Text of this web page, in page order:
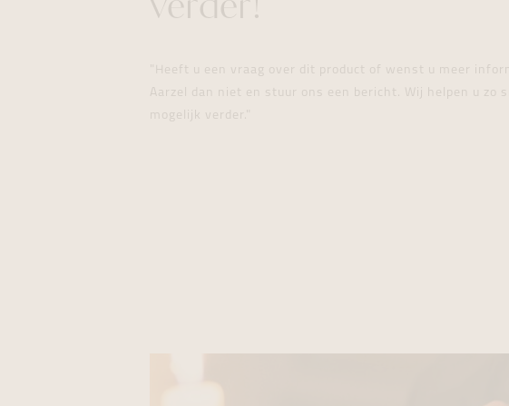
verder!
"Heeft u een vraag over dit product of wenst u meer
Aarzel dan niet en stuur ons een bericht. Wij helpen u zo
mogelijk verder."